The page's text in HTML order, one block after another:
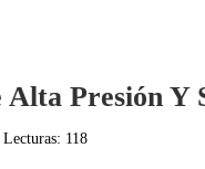
Presión
Lecturas: 118